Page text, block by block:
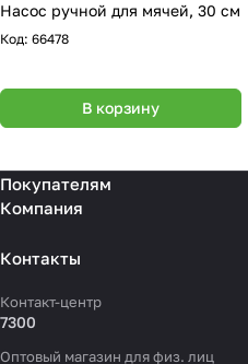
Насос ручной для мячей, 30 см
Код: 66478
В корзину
Покупателям
Компания
Контакты
Контакт-центр
7300
Оптовый магазин для физ. лиц